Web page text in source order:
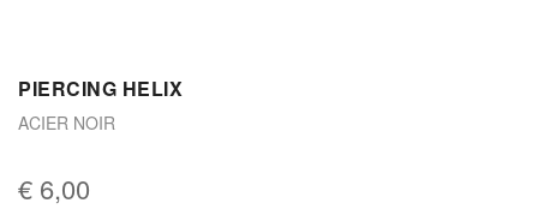
PIERCING HELIX
ACIER NOIR
€ 6,00